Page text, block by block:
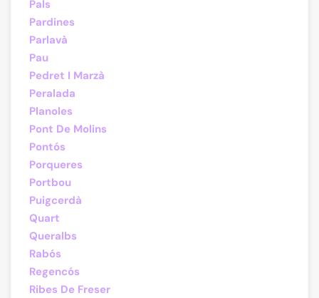
Pals
Pardines
Parlavà
Pau
Pedret I Marzà
Peralada
Planoles
Pont De Molins
Pontós
Porqueres
Portbou
Puigcerdà
Quart
Queralbs
Rabós
Regencós
Ribes De Freser